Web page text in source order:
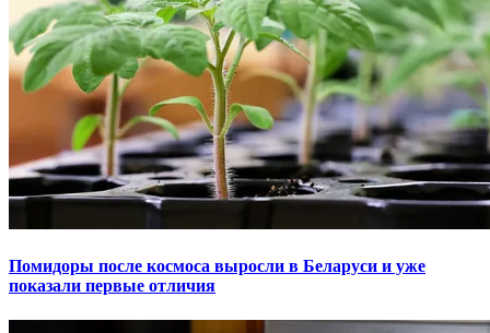
Помидоры после космоса выросли в Беларуси и уже
показали первые отличия